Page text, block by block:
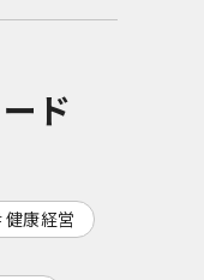
ド
健康経営